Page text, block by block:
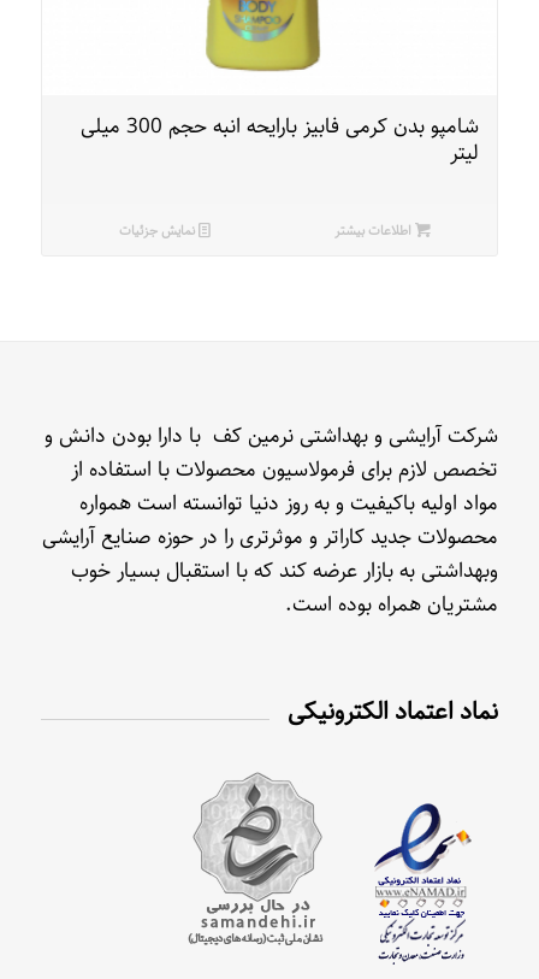
شامپو بدن کرمی فابیز بارایحه انبه حجم 300 میلی
لیتر
اطلاعات بیشتر نمایش جزئیات
شرکت آرایشی و بهداشتی نرمین کف با دارا بودن دانش و
تخصص لازم برای فرمولاسیون محصولات با استفاده از
مواد اولیه باکیفیت و به روز دنیا توانسته است همواره
محصولات جدید کاراتر و موثرتری را در حوزه صنایع آرایشی
وبهداشتی به بازار عرضه کند که با استقبال بسیار خوب
مشتریان همراه بوده است.
نماد اعتماد الکترونیکی